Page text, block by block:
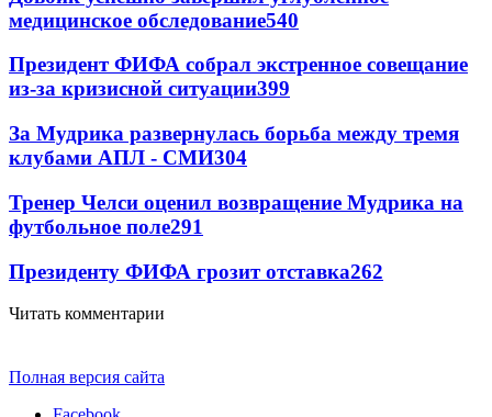
медицинское обследование540
Президент ФИФА собрал экстренное совещание
из-за кризисной ситуации399
За Мудрика развернулась борьба между тремя
клубами АПЛ - СМИ304
Тренер Челси оценил возвращение Мудрика на
футбольное поле291
Президенту ФИФА грозит отставка262
Читать комментарии
Полная версия сайта